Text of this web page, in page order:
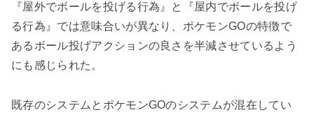
『屋外でボールを投げる行為』と『屋内でボールを投げ
る行為』では意味合いが異なり、ポケモンGOの特徴で
あるボール投げアクションの良さを半減させているよう
にも感じられた。
既存のシステムとポケモンGOのシステムが混在してい